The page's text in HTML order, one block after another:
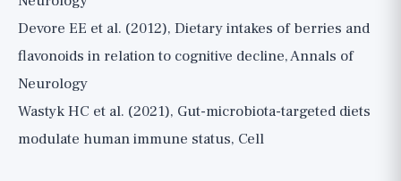
Devore EE et al. (2012), Dietary intakes of berries and
flavonoids in relation to cognitive decline, Annals of
Neurology
Wastyk HC et al. (2021), Gut-microbiota-targeted diets
modulate human immune status, Cell